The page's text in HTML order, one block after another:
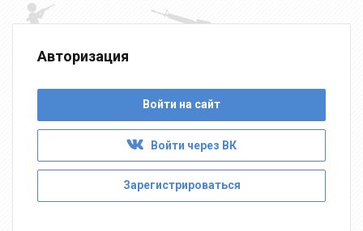
Авторизация
Войти на сайт
Войти через ВК
Зарегистрироваться